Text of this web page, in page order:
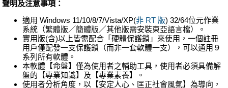
聲明及注意事項：
適用 Windows 11/10/8/7/Vista/XP(非 RT 版) 32/64位元作業
系統（繁體版／簡體版／其他版需安裝東亞語言檔）。
實用版(含)以上皆需配合「硬體保護鎖」來使用，一個註冊
用戶僅配發一支保護鎖（而非一套軟體一支），可以通用９
系列所有軟體。
本軟體【命盤】僅為使用者之輔助工具，使用者必須具備解
盤的【專業知識】及【專業素養】。
使用者分析角度，以【安定人心、匡正社會風氣】為導向，